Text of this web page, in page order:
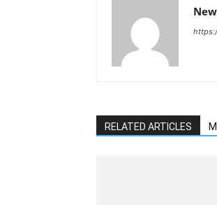
RELATED ARTICLES